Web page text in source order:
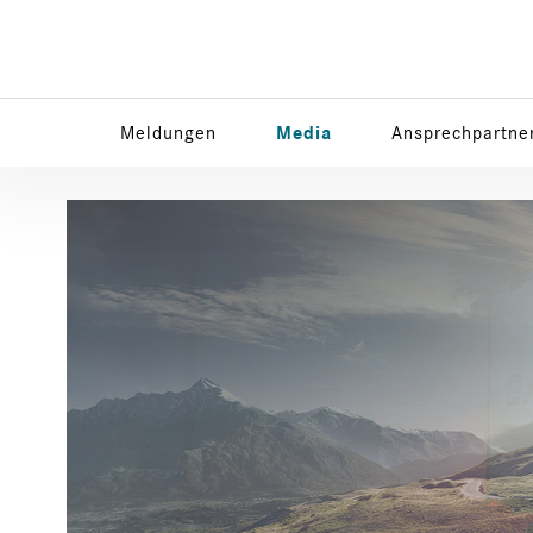
Meldungen Media